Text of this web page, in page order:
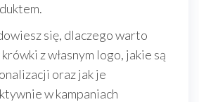
się, dlaczego warto
z własnym logo, jakie są
oraz jak je
w kampaniach